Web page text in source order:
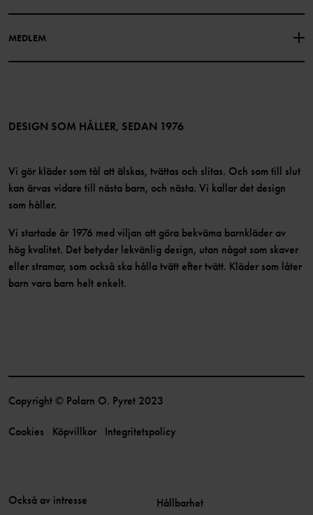
MEDLEM
Bli medlem
DESIGN SOM HÅLLER, SEDAN 1976
Vi gör kläder som tål att älskas, tvättas och slitas. Och som till slut
kan ärvas vidare till nästa barn, och nästa. Vi kallar det design
som håller.
Vi startade år 1976 med viljan att göra bekväma barnkläder av
hög kvalitet. Det betyder lekvänlig design, utan något som skaver
eller stramar, som också ska hålla tvätt efter tvätt. Kläder som låter
barn vara barn helt enkelt.
Copyright © Polarn O. Pyret 2023
Cookies Köpvillkor Integritetspolicy
Också av intresse Hållbarhet